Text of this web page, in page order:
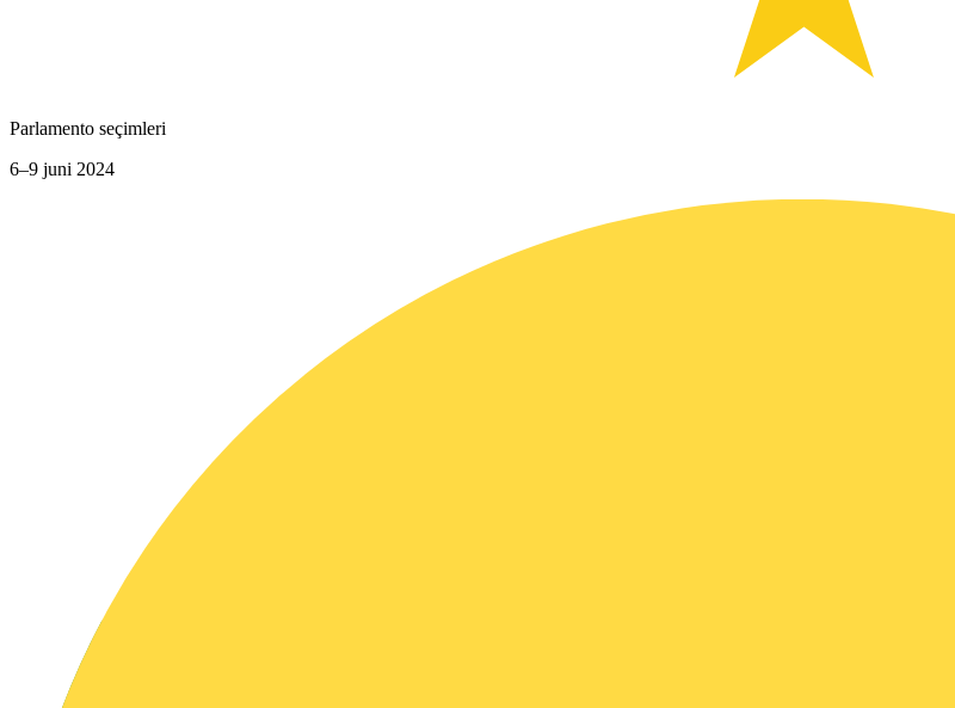
Parlamento seçimleri
6–9 juni 2024